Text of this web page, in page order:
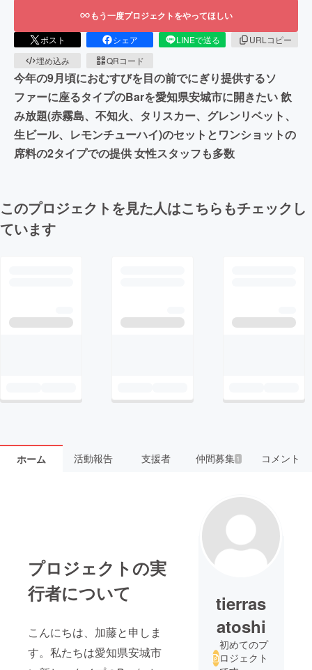
もう一度プロジェクトをやってほしい
ポスト シェア LINEで送る
URLコピー
埋め込み
QRコード
今年の9月頃におむすびを目の前でにぎり提供するソ
ファーに座るタイプのBarを愛知県安城市に開きたい 飲
み放題(赤霧島、不知火、タリスカー、グレンリベット、
生ビール、レモンチューハイ)のセットとワンショットの
席料の2タイプでの提供 女性スタッフも多数
このプロジェクトを見た人はこちらもチェックし
ています
ホーム 活動報告 支援者 仲間募集 1 コメント
プロジェクトの実
行者について
こんにちは、加藤と申しま
す。私たちは愛知県安城市
tierras
atoshi
初めてのプ
ロジェクト